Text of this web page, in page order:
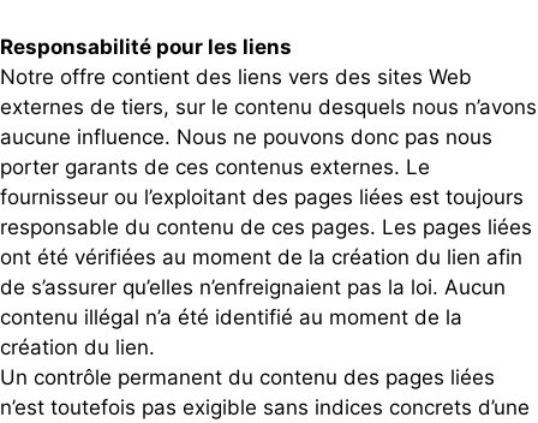
Responsabilité pour les liens
Notre offre contient des liens vers des sites Web
externes de tiers, sur le contenu desquels nous n’avons
aucune influence. Nous ne pouvons donc pas nous
porter garants de ces contenus externes. Le
fournisseur ou l’exploitant des pages liées est toujours
responsable du contenu de ces pages. Les pages liées
ont été vérifiées au moment de la création du lien afin
de s’assurer qu’elles n’enfreignaient pas la loi. Aucun
contenu illégal n’a été identifié au moment de la
création du lien.
Un contrôle permanent du contenu des pages liées
n’est toutefois pas exigible sans indices concrets d’une